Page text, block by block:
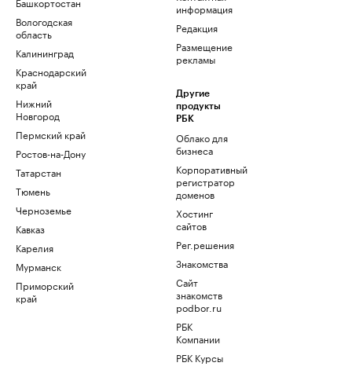
Вологодская
область
Калининград
Краснодарский
край
Нижний
Новгород
Пермский край
Ростов-на-Дону
Татарстан
Тюмень
Черноземье
Кавказ
Карелия
Мурманск
Приморский
край
информация
Редакция
Размещение
рекламы
Другие
продукты
РБК
Облако для
бизнеса
Корпоративный
регистратор
доменов
Хостинг
сайтов
Рег.решения
Знакомства
Сайт
знакомств
podbor.ru
РБК
Компании
РБК Курсы